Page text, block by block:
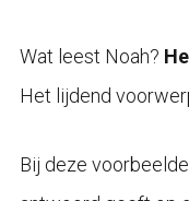
Wat leest Noah?
Het lijdend
Bij deze